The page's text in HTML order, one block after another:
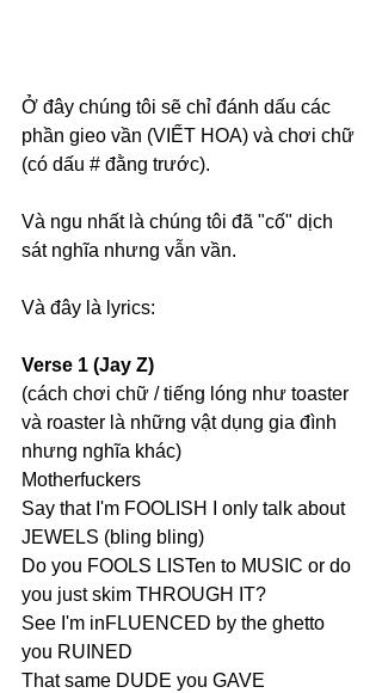
Ở đây chúng tôi sẽ chỉ đánh dấu các
phần gieo vần (VIẾT HOA) và chơi chữ
(có dấu # đằng trước).
Và ngu nhất là chúng tôi đã "cố" dịch
sát nghĩa nhưng vẫn vần.
Và đây là lyrics:
Verse 1 (Jay Z)
(cách chơi chữ / tiếng lóng như toaster
và roaster là những vật dụng gia đình
nhưng nghĩa khác)
Motherfuckers
Say that I'm FOOLISH I only talk about
JEWELS (bling bling)
Do you FOOLS LISTen to MUSIC or do
you just skim THROUGH IT?
See I'm inFLUENCED by the ghetto
you RUINED
That same DUDE you GAVE